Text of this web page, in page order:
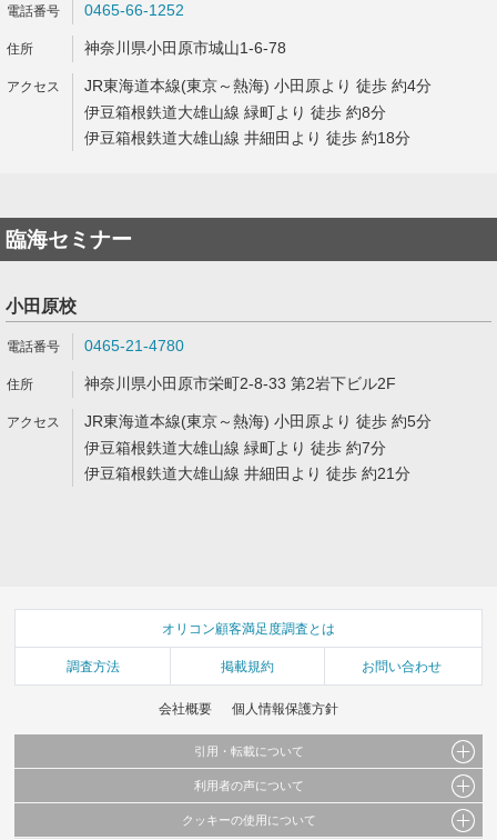
0465-66-1252
神奈川県小田原市城山1-6-78
JR東海道本線(東京～熱海) 小田原より 徒歩 約4分
伊豆箱根鉄道大雄山線 緑町より 徒歩 約8分
伊豆箱根鉄道大雄山線 井細田より 徒歩 約18分
臨海セミナー
小田原校
0465-21-4780
神奈川県小田原市栄町2-8-33 第2岩下ビル2F
JR東海道本線(東京～熱海) 小田原より 徒歩 約5分
伊豆箱根鉄道大雄山線 緑町より 徒歩 約7分
伊豆箱根鉄道大雄山線 井細田より 徒歩 約21分
オリコン顧客満足度調査とは
調査方法 掲載規約 お問い合わせ
会社概要 個人情報保護方針
引用・転載について
当サイトで公開されている情報（文字、写真、イラスト、画像データ等）及びこれらの配
これらの情報を権利者の許可なく無断転載・複製などの二次利用を行うことは固く禁じて
利用者の声について
当サイトに掲載している内容はすべてサービスの利用者が提出された見解・感想です。
クッキーの使用について